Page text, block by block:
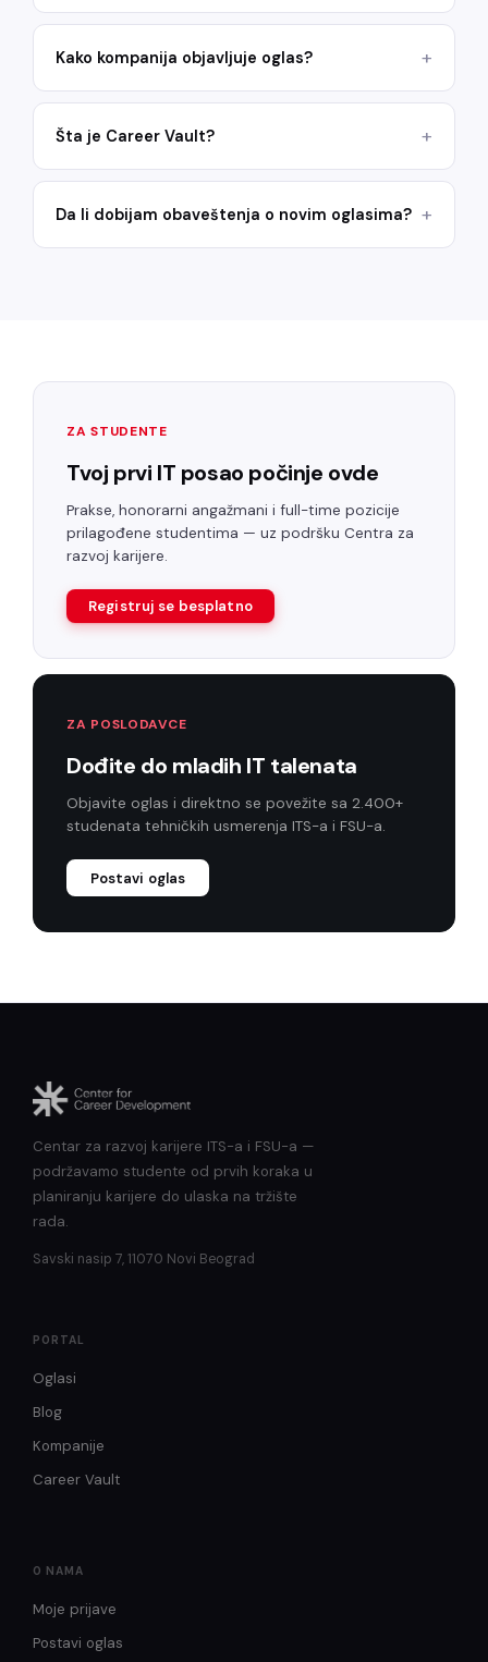
Kako kompanija objavljuje oglas?
Šta je Career Vault?
Da li dobijam obaveštenja o novim oglasima?
ZA STUDENTE
Tvoj prvi IT posao počinje ovde
Prakse, honorarni angažmani i full-time pozicije
prilagođene studentima — uz podršku Centra za
razvoj karijere.
Registruj se besplatno
ZA POSLODAVCE
Dođite do mladih IT talenata
Objavite oglas i direktno se povežite sa 2.400+
studenata tehničkih usmerenja ITS-a i FSU-a.
Postavi oglas
Centar za razvoj karijere ITS-a i FSU-a —
podržavamo studente od prvih koraka u
planiranju karijere do ulaska na tržište
rada.
Savski nasip 7, 11070 Novi Beograd
PORTAL
Oglasi
Blog
Kompanije
Career Vault
O NAMA
Moje prijave
Postavi oglas